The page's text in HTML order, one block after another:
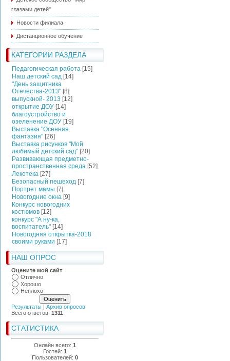
глазами детей"
Новости филиала
Дистанционное обучение
КАТЕГОРИИ РАЗДЕЛА
Педагогическая работа [15]
Наш детский сад [14]
"День защитника
Отечества-2013" [8]
выпускной- 2013 [12]
открытие ДОУ [14]
благоустройство и
озеленение ДОУ [19]
Выставка "Осенняя
фантазия" [26]
Выставка рисунков "Мой
любимый детский сад" [20]
Развивающая предметно-
пространственная среда [52]
Лекотека [27]
Безопасный пешеход [7]
Портрет мамы [7]
Новогодние окна [9]
Конкурс новогодних
костюмов [12]
конкурс "А ну-ка,
воспитатель" [14]
Новогодняя открытка-2018
своими руками [17]
НАШ ОПРОС
Оцените мой сайт
Отлично
Хорошо
Неплохо
Результаты | Архив опросов
Всего ответов: 1311
СТАТИСТИКА
Онлайн всего: 1
Гостей: 1
Пользователей: 0